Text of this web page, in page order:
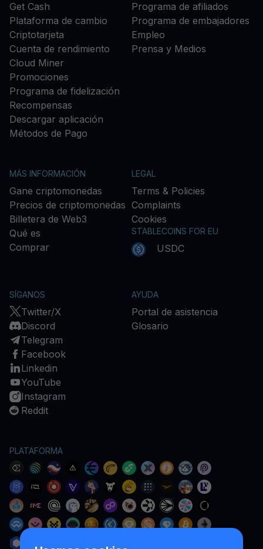
Get Cash
Plataforma de cambio
Criptotarjeta
Cuenta de rendimiento
Cloud Miner
Promociones
Programa de fidelización
Recompensas
Descargar aplicación
Métodos de Pago
Programa de afiliados
Programa de embajadores
Empleo
Prensa y Medios
MÁS INFORMACIÓN
Gane criptomonedas
Precios de criptomonedas
Billetera de Web3
Qué es
Comprar
LEGAL
Terms & Policies
Complaints
Cookies
STABLECOINS FOR EU
USDC
SÍGANOS
Twitter/X
Discord
Telegram
Facebook
Linkedin
YouTube
Instagram
Reddit
AYUDA
Portal de asistencia
Glosario
PLATAFORMA